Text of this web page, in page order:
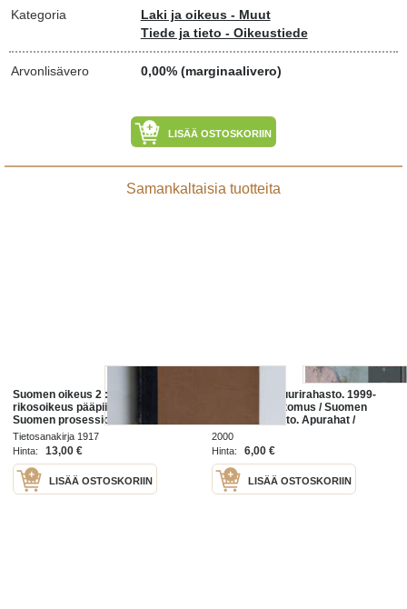
Kategoria
Laki ja oikeus - Muut
Tiede ja tieto - Oikeustiede
Arvonlisävero 0,00% (marginaalivero)
LISÄÄ OSTOSKORIIN
Samankaltaisia tuotteita
Suomen oikeus 2 : Suomen
rikosoikeus pääpiirteittäin ;
Suomen prosessioikeus
pääpiirteittäin ; Suomen
konkurssioikeus pääpiirteittäin ;
Suomen esineoikeus pääpiir...
Tietosanakirja 1917
Hinta:
13,00 €
LISÄÄ OSTOSKORIIN
Suomen Kulttuurirahasto. 1999-
2000Vuosikertomus / Suomen
Kulttuurirahasto. Apurahat /
Suomen Kulttuurirahasto.
Apurahat toimintavuonna ... /
Suomen
2000
Hinta:
6,00 €
LISÄÄ OSTOSKORIIN